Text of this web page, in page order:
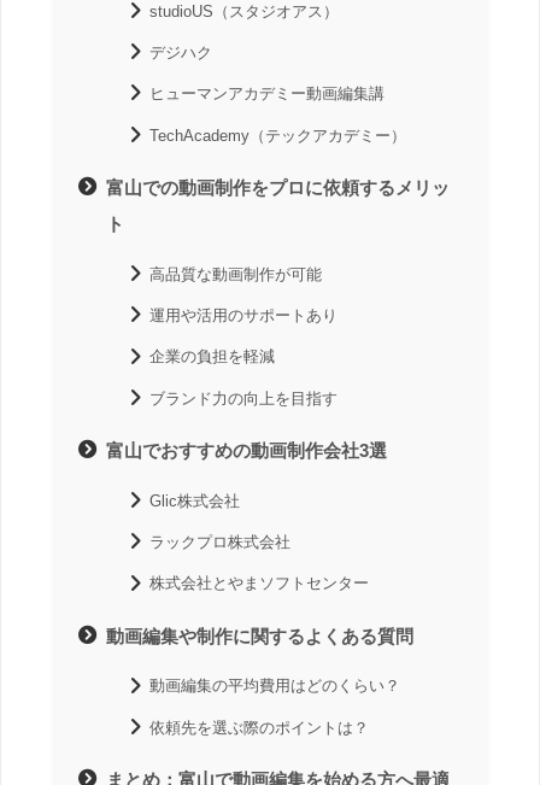
studioUS（スタジオアス）
デジハク
ヒューマンアカデミー動画編集講
TechAcademy（テックアカデミー）
富山での動画制作をプロに依頼するメリッ
ト
高品質な動画制作が可能
運用や活用のサポートあり
企業の負担を軽減
ブランド力の向上を目指す
富山でおすすめの動画制作会社3選
Glic株式会社
ラックプロ株式会社
株式会社とやまソフトセンター
動画編集や制作に関するよくある質問
動画編集の平均費用はどのくらい？
依頼先を選ぶ際のポイントは？
まとめ：富山で動画編集を始める方へ最適